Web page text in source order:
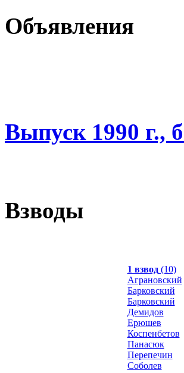
Объявления
Выпуск 1990 г.,
Взводы
1 взвод(10)
Аграновский
Барковский
Барковский
Демидов
Ерюшев
Коспенбетов
Панасюк
Перепечин
Соболев